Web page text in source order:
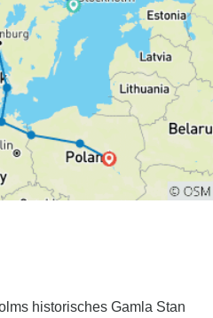
historisches Gamla Stan